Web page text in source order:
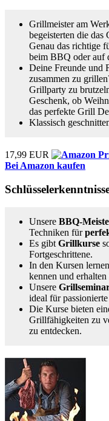
Grillmeister am
begeisterten die
Genau das richtige
beim BBQ oder auf
Deine Freunde und
zusammen zu
Grillparty zu
Geschenk, ob
das perfekte Grill
Klassisch
17,99 EUR
Bei Amazon kaufen
Unsere BBQ-
Techniken für
Es gibt Grillkurse
Fortgeschrittene.
In den Kursen
kennen und
Unsere
ideal für
Die Kurse bieten
Grillfähigkeiten zu
zu entdecken.